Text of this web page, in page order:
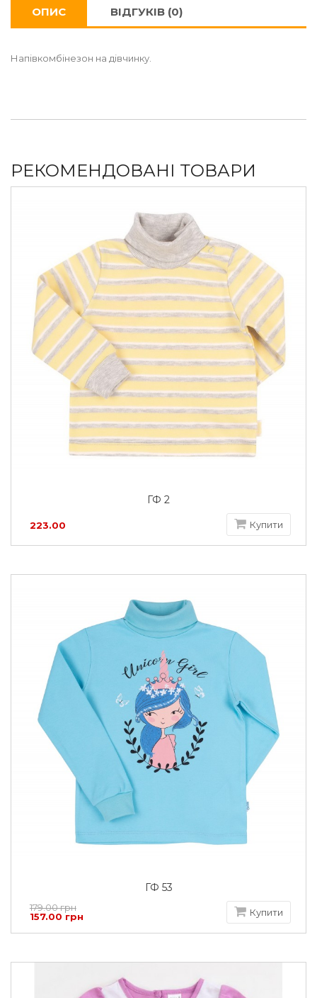
ОПИС ВІДГУКІВ (0)
Напівкомбінезон на дівчинку.
РЕКОМЕНДОВАНІ ТОВАРИ
ГФ 2
223.00 Купити
ГФ 53
179.00 грн
157.00 грн
Купити